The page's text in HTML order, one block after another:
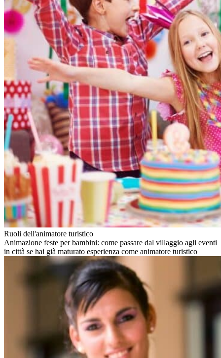
Ruoli dell'animatore turistico
Animazione feste per bambini: come passare dal villaggio agli eventi
in città se hai già maturato esperienza come animatore turistico